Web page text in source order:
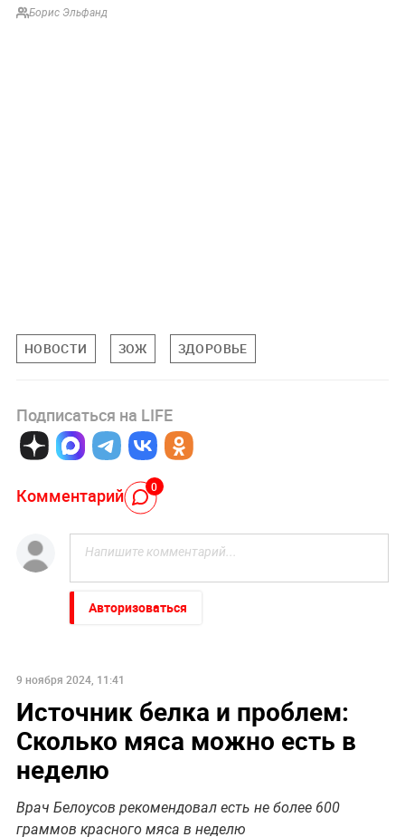
Борис Эльфанд
НОВОСТИ ЗОЖ ЗДОРОВЬЕ
Подписаться на LIFE
Комментарий 0
Авторизоваться
9 ноября 2024, 11:41
Источник белка и проблем:
Сколько мяса можно есть в
неделю
Врач Белоусов рекомендовал есть не более 600
граммов красного мяса в неделю